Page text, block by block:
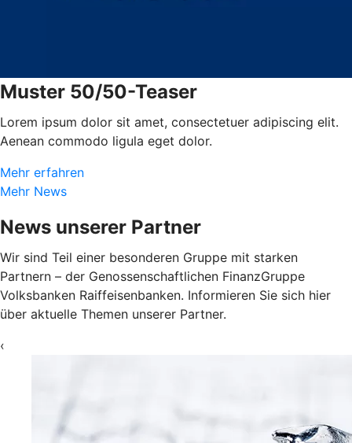
Muster 50/50-Teaser
Lorem ipsum dolor sit amet, consectetuer adipiscing elit.
Aenean commodo ligula eget dolor.
Mehr erfahren
Mehr News
News unserer Partner
Wir sind Teil einer besonderen Gruppe mit starken
Partnern – der Genossenschaftlichen FinanzGruppe
Volksbanken Raiffeisenbanken. Informieren Sie sich hier
über aktuelle Themen unserer Partner.
‹